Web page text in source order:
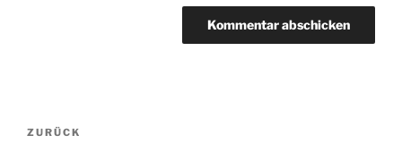
Beitragsnavigation
Vorheriger
ZURÜCK